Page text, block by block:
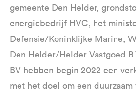
gemeente Den Helder,
energiebedrijf HVC, het
Defensie/Koninklijke Marine,
Den Helder/Helder Vastgoed
BV hebben begin 2022 een
met het doel om een